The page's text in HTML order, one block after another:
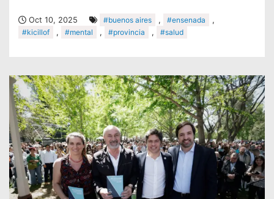
Oct 10, 2025 #buenos aires , #ensenada
,
#kicillof
, #mental , #provincia , #salud